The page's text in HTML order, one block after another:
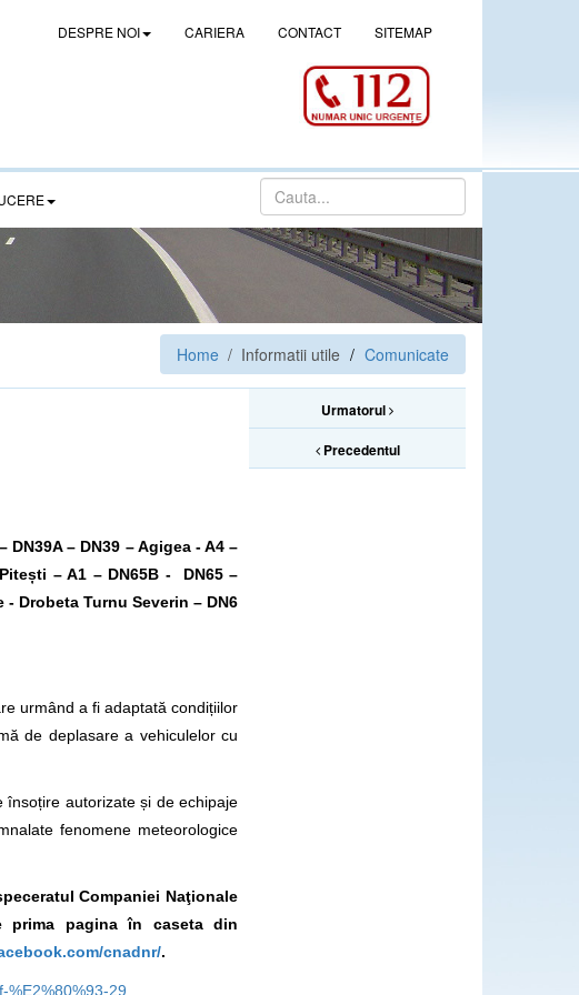
DESPRE NOI CARIERA CONTACT SITEMAP
Home / Informatii utile Comunicate
Urmatorul
Precedentul
DN39A – DN39 – Agigea - A4 –
– A1 – DN65B - DN65 –
- Drobeta Turnu Severin – DN6
urmând a fi adaptată condițiilor
de deplasare a vehiculelor cu
însoțire autorizate și de echipaje
fenomene meteorologice
Companiei Naţionale
prima pagina în caseta din
cnadnr/.
29